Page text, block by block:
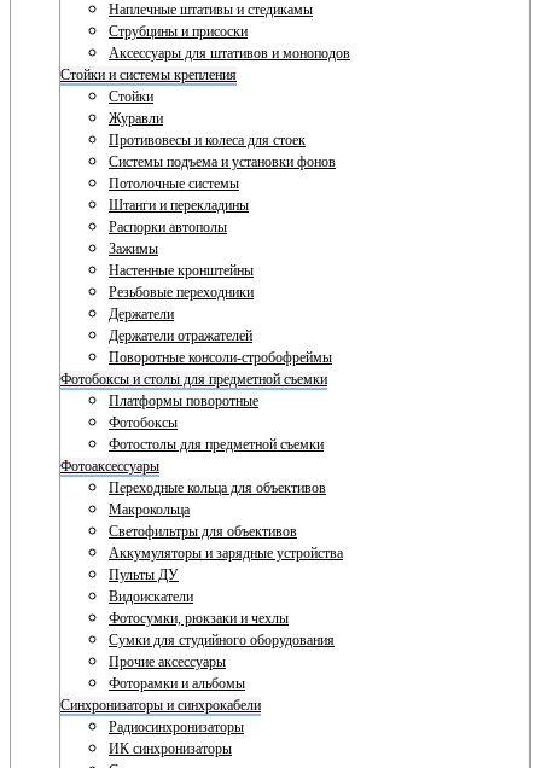
Наплечные штативы и стедикамы
Струбцины и присоски
Аксессуары для штативов и моноподов
Стойки и системы крепления
Стойки
Журавли
Противовесы и колеса для стоек
Системы подъема и установки фонов
Потолочные системы
Штанги и перекладины
Распорки автополы
Зажимы
Настенные кронштейны
Резьбовые переходники
Держатели
Держатели отражателей
Поворотные консоли-стробофреймы
Фотобоксы и столы для предметной съемки
Платформы поворотные
Фотобоксы
Фотостолы для предметной съемки
Фотоаксессуары
Переходные кольца для объективов
Макрокольца
Светофильтры для объективов
Аккумуляторы и зарядные устройства
Пульты ДУ
Видоискатели
Фотосумки, рюкзаки и чехлы
Сумки для студийного оборудования
Прочие аксессуары
Фоторамки и альбомы
Синхронизаторы и синхрокабели
Радиосинхронизаторы
ИК синхронизаторы